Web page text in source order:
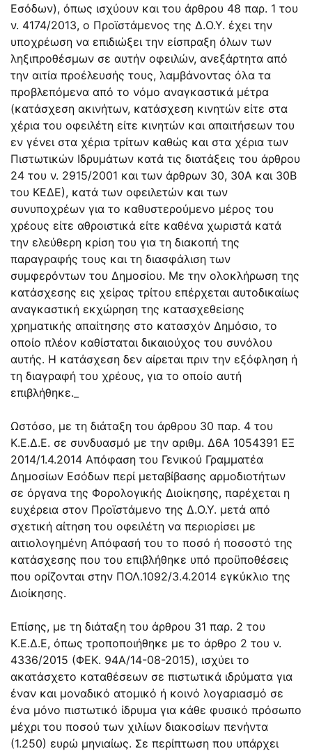
Εσόδων), όπως ισχύουν και του άρθρου 48 παρ. 1 του
ν. 4174/2013, ο Προϊστάμενος της Δ.Ο.Υ. έχει την
υποχρέωση να επιδιώξει την είσπραξη όλων των
ληξιπροθέσμων σε αυτήν οφειλών, ανεξάρτητα από
την αιτία προέλευσής τους, λαμβάνοντας όλα τα
προβλεπόμενα από το νόμο αναγκαστικά μέτρα
(κατάσχεση ακινήτων, κατάσχεση κινητών είτε στα
χέρια του οφειλέτη είτε κινητών και απαιτήσεων του
εν γένει στα χέρια τρίτων καθώς και στα χέρια των
Πιστωτικών Ιδρυμάτων κατά τις διατάξεις του άρθρου
24 του ν. 2915/2001 και των άρθρων 30, 30Α και 30Β
του ΚΕΔΕ), κατά των οφειλετών και των
συνυποχρέων για το καθυστερούμενο μέρος του
χρέους είτε αθροιστικά είτε καθένα χωριστά κατά
την ελεύθερη κρίση του για τη διακοπή της
παραγραφής τους και τη διασφάλιση των
συμφερόντων του Δημοσίου. Με την ολοκλήρωση της
κατάσχεσης εις χείρας τρίτου επέρχεται αυτοδικαίως
αναγκαστική εκχώρηση της κατασχεθείσης
χρηματικής απαίτησης στο κατασχόν Δημόσιο, το
οποίο πλέον καθίσταται δικαιούχος του συνόλου
αυτής. Η κατάσχεση δεν αίρεται πριν την εξόφληση ή
τη διαγραφή του χρέους, για το οποίο αυτή
επιβλήθηκε._
Ωστόσο, με τη διάταξη του άρθρου 30 παρ. 4 του
Κ.Ε.Δ.Ε. σε συνδυασμό με την αριθμ. Δ6Α 1054391 ΕΞ
2014/1.4.2014 Απόφαση του Γενικού Γραμματέα
Δημοσίων Εσόδων περί μεταβίβασης αρμοδιοτήτων
σε όργανα της Φορολογικής Διοίκησης, παρέχεται η
ευχέρεια στον Προϊστάμενο της Δ.Ο.Υ. μετά από
σχετική αίτηση του οφειλέτη να περιορίσει με
αιτιολογημένη Απόφασή του το ποσό ή ποσοστό της
κατάσχεσης που του επιβλήθηκε υπό προϋποθέσεις
που ορίζονται στην ΠΟΛ.1092/3.4.2014 εγκύκλιο της
Διοίκησης.
Επίσης, με τη διάταξη του άρθρου 31 παρ. 2 του
Κ.Ε.Δ.Ε, όπως τροποποιήθηκε με το άρθρο 2 του ν.
4336/2015 (ΦΕΚ. 94Α/14-08-2015), ισχύει το
ακατάσχετο καταθέσεων σε πιστωτικά ιδρύματα για
έναν και μοναδικό ατομικό ή κοινό λογαριασμό σε
ένα μόνο πιστωτικό ίδρυμα για κάθε φυσικό πρόσωπο
μέχρι του ποσού των χιλίων διακοσίων πενήντα
(1.250) ευρώ μηνιαίως. Σε περίπτωση που υπάρχει